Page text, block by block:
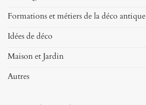
Formations et métiers de la déco antique
Idées de déco
Maison et Jardin
Autres